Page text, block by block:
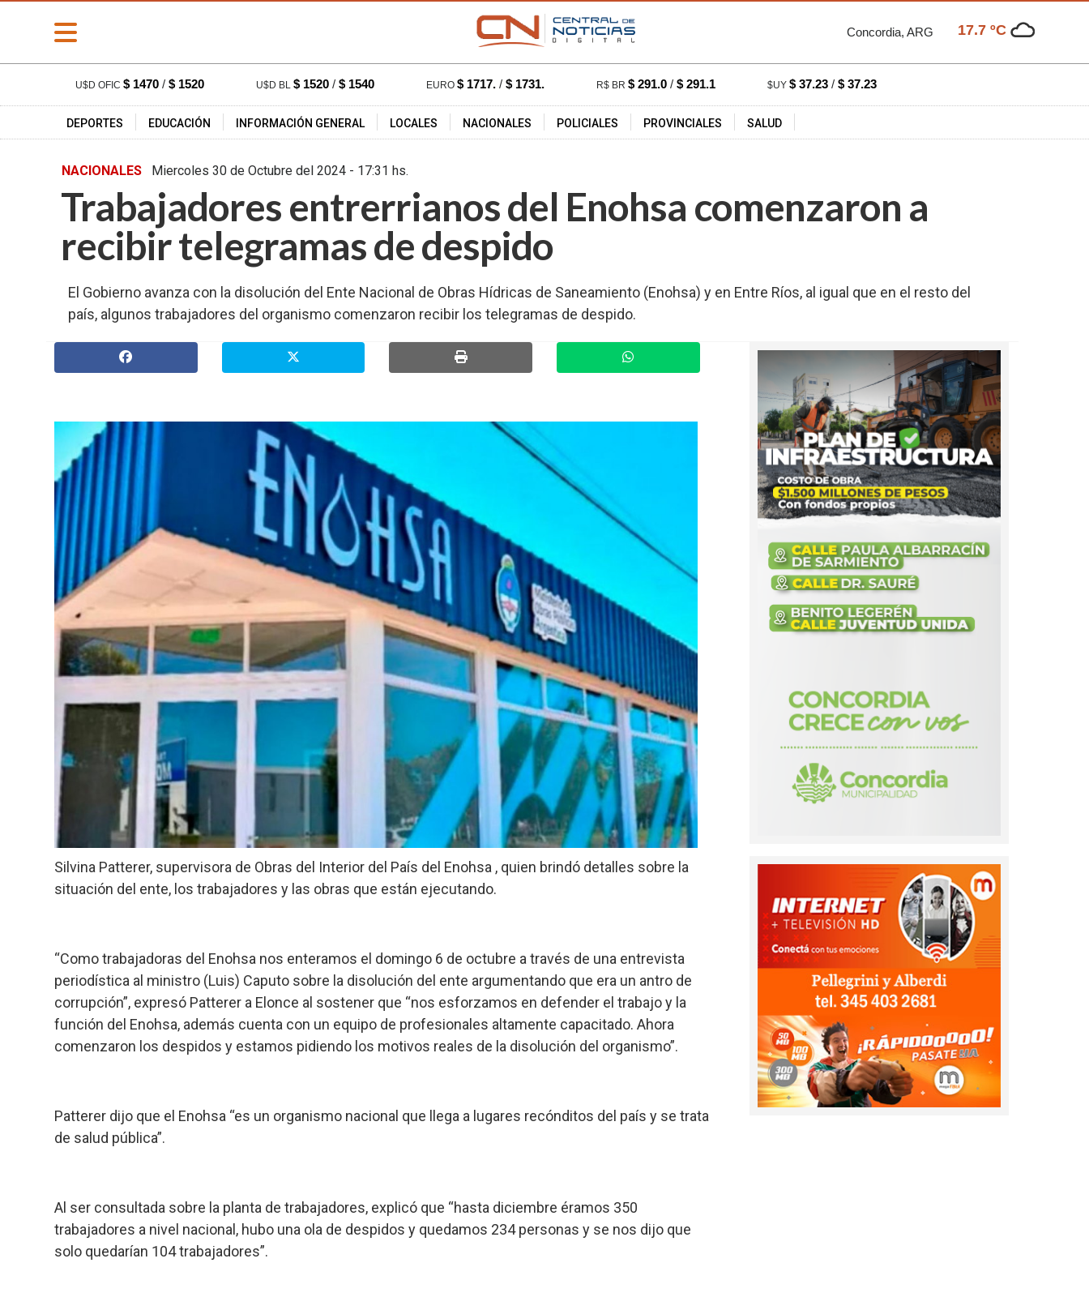
» PORTADA
» Deportes
» Locales
» Policiales
Internacionales
» Judiciales
» Política
Concordia, ARG 17.7 ºC
U$D OFIC $ 1470 / $ 1520 U$D BL $ 1520 / $ 1540 EURO $ 1717. / $ 1731. R$ BR $ 291.0 / $ 291.1 $UY $ 37.23 / $ 37.23
DEPORTES EDUCACIÓN INFORMACIÓN GENERAL LOCALES NACIONALES POLICIALES PROVINCIALES SALUD
NACIONALES Miercoles 30 de Octubre del 2024 - 17:31 hs.
Trabajadores entrerrianos del Enohsa comenzaron a
recibir telegramas de despido
El Gobierno avanza con la disolución del Ente Nacional de Obras Hídricas de Saneamiento (Enohsa) y en Entre Ríos, al igual que en el resto del
país, algunos trabajadores del organismo comenzaron recibir los telegramas de despido.
Silvina Patterer, supervisora de Obras del Interior del País del Enohsa , quien brindó detalles sobre la
situación del ente, los trabajadores y las obras que están ejecutando.
“Como trabajadoras del Enohsa nos enteramos el domingo 6 de octubre a través de una entrevista
periodística al ministro (Luis) Caputo sobre la disolución del ente argumentando que era un antro de
corrupción”, expresó Patterer a Elonce al sostener que “nos esforzamos en defender el trabajo y la
función del Enohsa, además cuenta con un equipo de profesionales altamente capacitado. Ahora
comenzaron los despidos y estamos pidiendo los motivos reales de la disolución del organismo”.
Patterer dijo que el Enohsa “es un organismo nacional que llega a lugares recónditos del país y se trata
de salud pública”.
Al ser consultada sobre la planta de trabajadores, explicó que “hasta diciembre éramos 350
trabajadores a nivel nacional, hubo una ola de despidos y quedamos 234 personas y se nos dijo que
solo quedarían 104 trabajadores”.